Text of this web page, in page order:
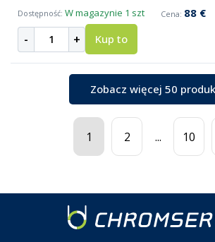
W magazynie 1 szt 88 €
- + Kup to
Zobacz więcej 50
1 2 ... 10